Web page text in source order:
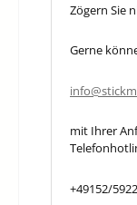
Zögern Sie
Gerne
mit Ihrer
+49152/